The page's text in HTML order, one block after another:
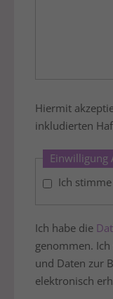
Hiermit
inkludierten
Einwilligung
Ich
Ich habe die
genommen.
und Daten zur
elektronisch